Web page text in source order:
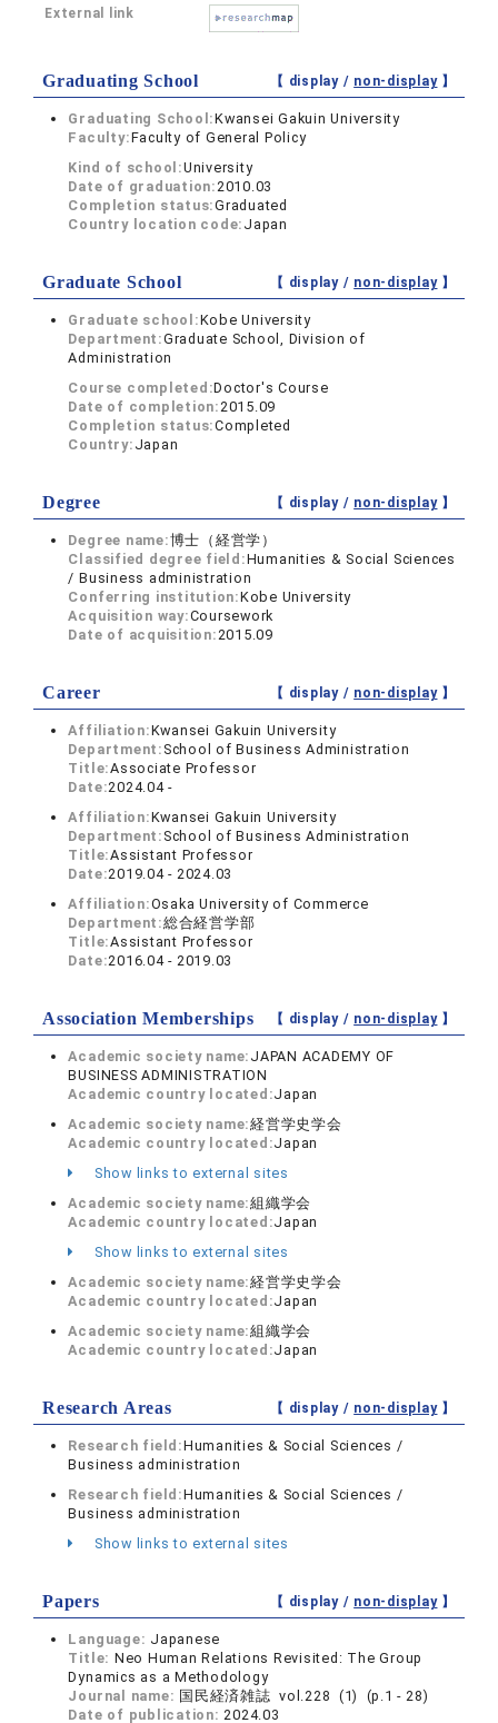
External link
Graduating School 【 display / non-display】
Graduating School:Kwansei Gakuin University
Faculty:Faculty of General Policy
Kind of school:University
Date of graduation:2010.03
Completion status:Graduated
Country location code: Japan
Graduate School 【 display / non-display】
Graduate school:Kobe University
Department:Graduate School, Division of
Administration
Course completed:Doctor's Course
Date of completion:2015.09
Completion status:Completed
Country: Japan
Degree 【 display / non-display】
Degree name:博士（経営学）
Classified degree field:Humanities & Social Sciences
/ Business administration
Conferring institution:Kobe University
Acquisition way:Coursework
Date of acquisition:2015.09
Career 【 display / non-display】
Affiliation:Kwansei Gakuin University
Department: School of Business Administration
Title:Associate Professor
Date:2024.04 -
Affiliation:Kwansei Gakuin University
Department: School of Business Administration
Title:Assistant Professor
Date:2019.04 - 2024.03
Affiliation:Osaka University of Commerce
Department:総合経営学部
Title:Assistant Professor
Date:2016.04 - 2019.03
Association Memberships 【 display / non-display】
Academic society name: JAPAN ACADEMY OF
BUSINESS ADMINISTRATION
Academic country located:Japan
Academic society name:経営学史学会
Academic country located:Japan
Show links to external sites
Academic society name:組織学会
Academic country located:Japan
Show links to external sites
Academic society name:経営学史学会
Academic country located:Japan
Academic society name:組織学会
Academic country located:Japan
Research Areas 【 display / non-display】
Research field:Humanities & Social Sciences /
Business administration
Research field:Humanities & Social Sciences /
Business administration
Show links to external sites
Papers 【 display / non-display】
Language: Japanese
Title: Neo Human Relations Revisited: The Group
Dynamics as a Methodology
Journal name: 国民経済雑誌 vol.228 (1) (p.1 - 28)
Date of publication:2024.03